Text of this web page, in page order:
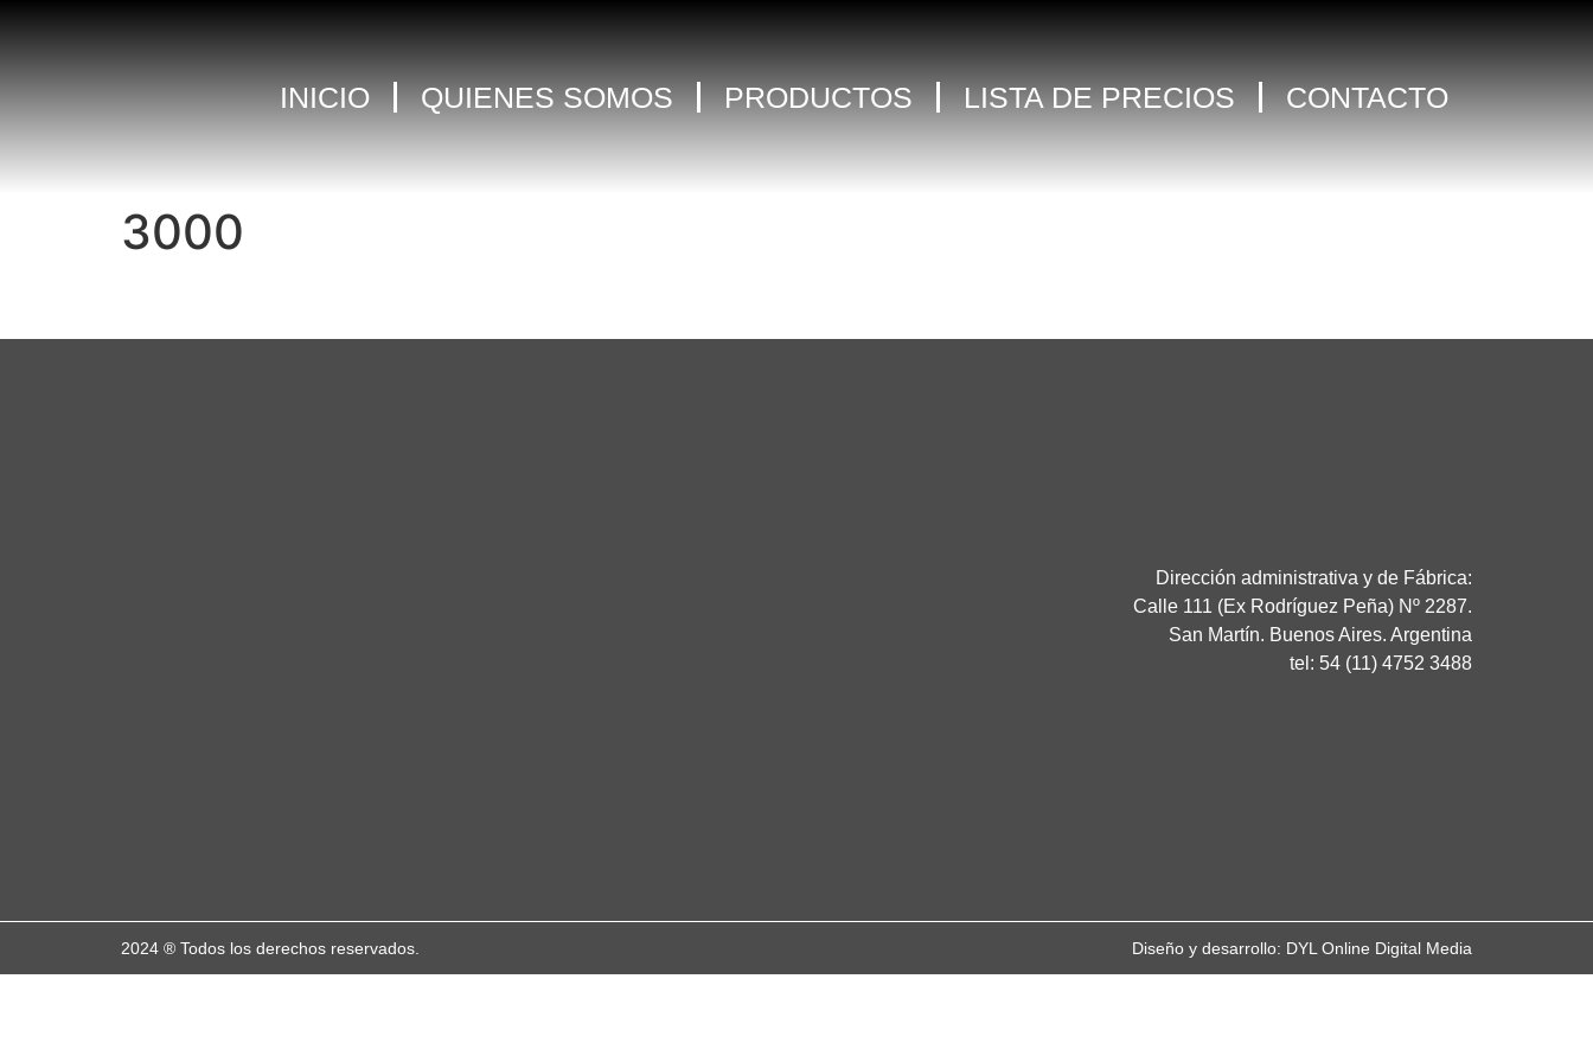
INICIO QUIENES SOMOS PRODUCTOS LISTA DE PRECIOS CONTACTO
3000
Dirección administrativa y de Fábrica:
Calle 111 (Ex Rodríguez Peña) Nº 2287.
San Martín. Buenos Aires. Argentina
tel: 54 (11) 4752 3488
2024 ® Todos los derechos reservados. Diseño y desarrollo: DYL Online Digital Media